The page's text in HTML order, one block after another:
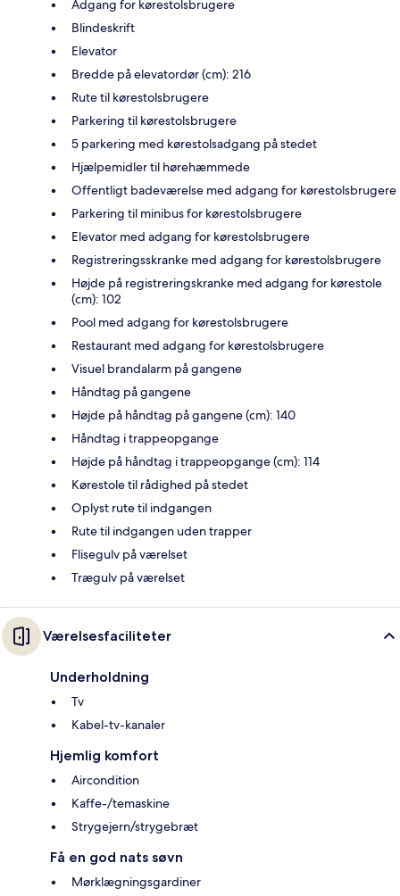
Adgang for kørestolsbrugere
Blindeskrift
Elevator
Bredde på elevatordør (cm): 216
Rute til kørestolsbrugere
Parkering til kørestolsbrugere
5 parkering med kørestolsadgang på stedet
Hjælpemidler til hørehæmmede
Offentligt badeværelse med adgang for kørestolsbrugere
Parkering til minibus for kørestolsbrugere
Elevator med adgang for kørestolsbrugere
Registreringsskranke med adgang for kørestolsbrugere
Højde på registreringskranke med adgang for kørestole
(cm): 102
Pool med adgang for kørestolsbrugere
Restaurant med adgang for kørestolsbrugere
Visuel brandalarm på gangene
Håndtag på gangene
Højde på håndtag på gangene (cm): 140
Håndtag i trappeopgange
Højde på håndtag i trappeopgange (cm): 114
Kørestole til rådighed på stedet
Oplyst rute til indgangen
Rute til indgangen uden trapper
Flisegulv på værelset
Trægulv på værelset
Værelsesfaciliteter
Underholdning
Tv
Kabel-tv-kanaler
Hjemlig komfort
Aircondition
Kaffe-/temaskine
Strygejern/strygebræt
Få en god nats søvn
Mørklægningsgardiner